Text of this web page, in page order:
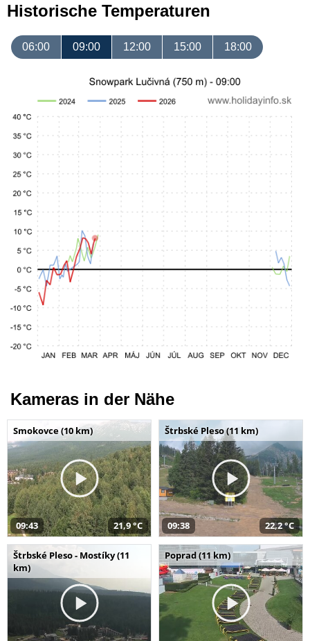
Historische Temperaturen
06:00 09:00 12:00 15:00 18:00
Kameras in der Nähe
Smokovce (10 km)
09:43 21,9 °C
Štrbské Pleso (11 km)
09:38 22,2 °C
Štrbské Pleso - Mostíky (11
km)
Poprad (11 km)